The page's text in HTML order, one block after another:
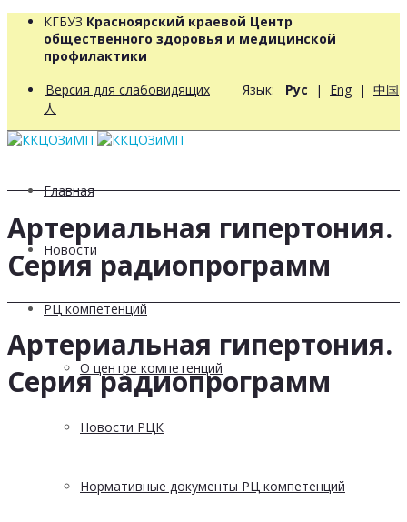
КГБУЗ Красноярский краевой Центр
общественного здоровья и медицинской
профилактики
Версия для слабовидящих Язык: Рус | Eng | 中国
人
Главная
Новости
РЦ компетенций
О центре компетенций
Новости РЦК
Нормативные документы РЦ компетенций
Артериальная гипертония.
Серия радиопрограмм
Артериальная гипертония.
Серия радиопрограмм